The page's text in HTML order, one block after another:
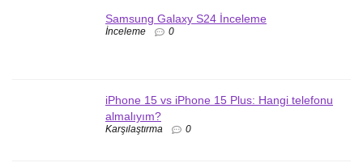
Samsung Galaxy S24 İnceleme
İnceleme 0
iPhone 15 vs iPhone 15 Plus: Hangi telefonu
almalıyım?
Karşılaştırma 0